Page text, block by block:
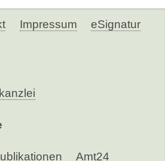
Impressum eSignatur
Amt24